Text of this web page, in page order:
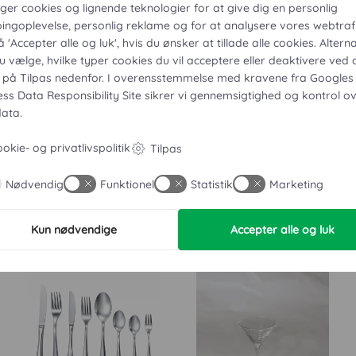
glas
antal
Tilføj
Yderligere
cookies og lignende teknologier for at give dig en personlig
personlig reklame og for at analysere vores
'Accepter alle og luk', hvis du ønsker at tillade alle cookies.
vælge, hvilke typer cookies du vil acceptere eller deaktivere ved
Tilpas nedenfor. I overensstemmelse med kravene fra Googles
Data Responsibility Site sikrer vi gennemsigtighed og kontrol
og privatlivspolitik Tilpas
Nødvendig Funktionel Statistik Marketing
Kun nødvendige Accepter alle og luk